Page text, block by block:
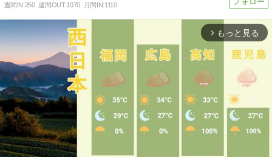
週間IN:250 週間OUT:1070 月間IN:1110
arrow_forward_ios もっと見る